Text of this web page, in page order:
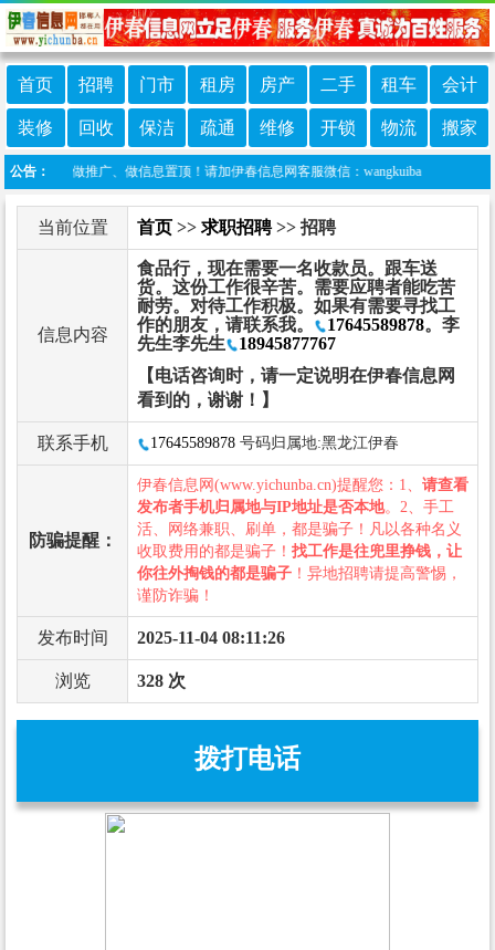
首页 招聘 门市 租房 房产 二手 租车 会计
装修 回收 保洁 疏通 维修 开锁 物流 搬家
公告：
诈骗！做推广、做信息置顶！请加伊春信息网客服微信：wangkuiba
当前位置 首页 >> 求职招聘>> 招聘
信息内容
食品行，现在需要一名收款员。跟车送
货。这份工作很辛苦。需要应聘者能吃苦
耐劳。对待工作积极。如果有需要寻找工
作的朋友，请联系我。
17645589878。李
先生李先生
18945877767
【电话咨询时，请一定说明在伊春信息网
看到的，谢谢！】
联系手机 17645589878 号码归属地:黑龙江伊春
防骗提醒：
伊春信息网(www.yichunba.cn)提醒您：1、 请查看
发布者手机归属地与IP地址是否本地。2、手工
活、网络兼职、刷单，都是骗子！凡以各种名义
收取费用的都是骗子！ 找工作是往兜里挣钱，让
你往外掏钱的都是骗子 ！异地招聘请提高警惕，
谨防诈骗！
发布时间 2025-11-04 08:11:26
浏览 328 次
拨打电话